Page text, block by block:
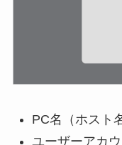
PC名（ホスト
ユーザーアカウ